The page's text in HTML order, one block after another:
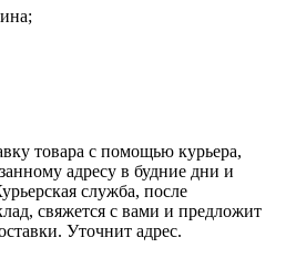
товара с помощью курьера,
адресу в будние дни и
служба, после
свяжется с вами и предложит
Уточнит адрес.